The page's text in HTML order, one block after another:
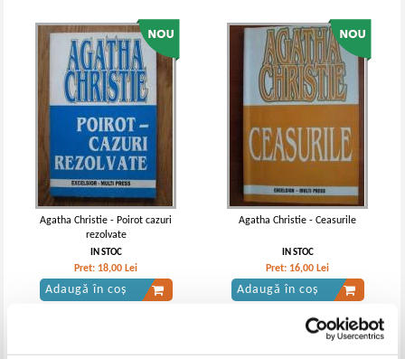
Agatha Christie - Poirot cazuri
rezolvate
IN STOC
Pret: 18,00 Lei
Adaugă în coș
Agatha Christie - Ceasurile
IN STOC
Pret: 16,00 Lei
Adaugă în coș